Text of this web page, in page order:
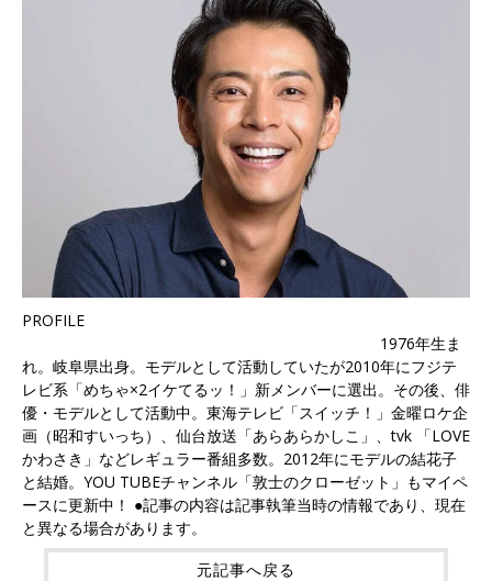
PROFILE
1976年生ま
れ。岐阜県出身。モデルとして活動していたが2010年にフジテ
レビ系「めちゃ×2イケてるッ！」新メンバーに選出。その後、俳
優・モデルとして活動中。東海テレビ「スイッチ！」金曜ロケ企
画（昭和すいっち）、仙台放送「あらあらかしこ」、tvk 「LOVE
かわさき」などレギュラー番組多数。2012年にモデルの結花子
と結婚。YOU TUBEチャンネル「敦士のクローゼット」もマイペ
ースに更新中！ ●記事の内容は記事執筆当時の情報であり、現在
と異なる場合があります。
元記事へ戻る